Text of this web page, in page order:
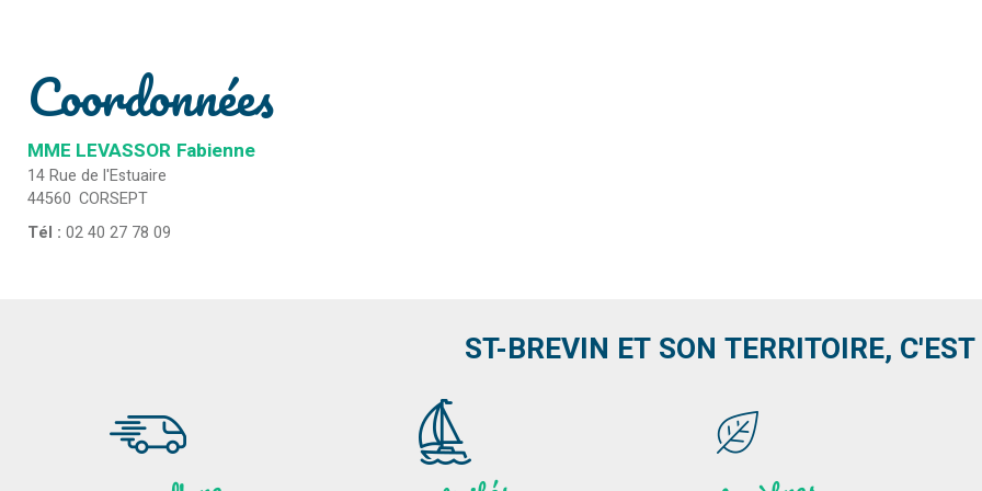
Coordonnées
MME LEVASSOR Fabienne
14 Rue de l'Estuaire
44560 CORSEPT
Tél : 02 40 27 78 09
ST-BREVIN ET SON TERRITOIRE,